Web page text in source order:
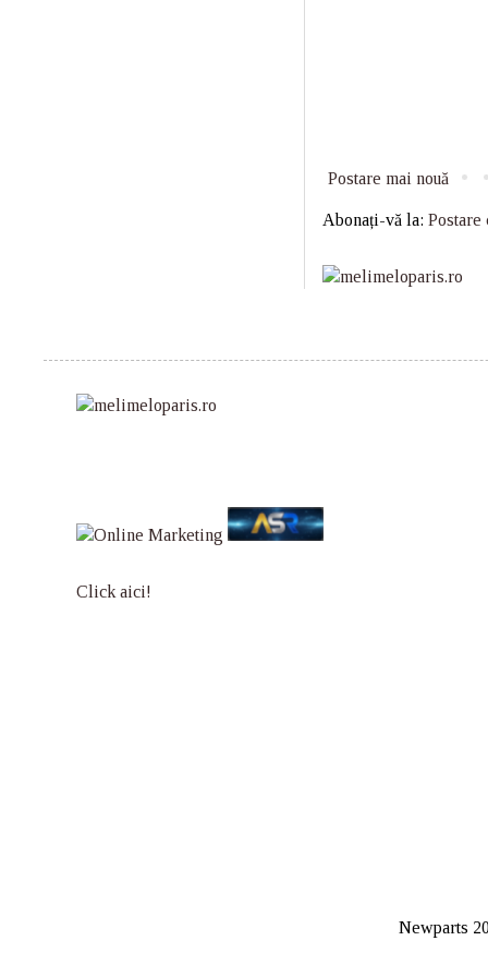
Postare mai nouă
Abonați-vă la: Postare
Click aici!
Newparts